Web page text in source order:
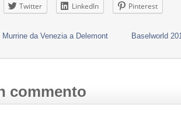
Twitter LinkedIn Pinterest
da Venezia a Delemont Baselworld
commento